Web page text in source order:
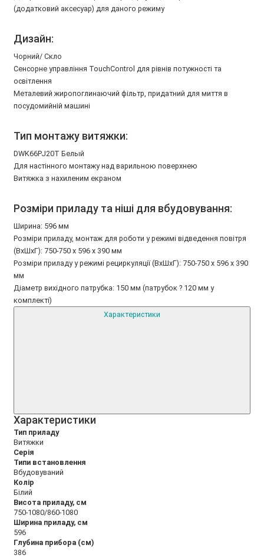
(додатковий аксесуар) для даного режиму
Дизайн:
Чорний/ Скло
Сенсорне управління TouchControl для рівнів потужності та
освітлення
Металевий жиропоглинаючий фільтр, придатний для миття в
посудомийній машині
Тип монтажу витяжки:
DWK66PJ20T Белый
Для настінного монтажу над варильною поверхнею
Витяжка з нахиленим екраном
Розміри приладу та ніші для вбудовування:
Ширина: 596 мм
Розміри приладу, монтаж для роботи у режимі відведення повітря
(ВxШxГ): 750-750 x 596 x 390 мм
Розміри приладу у режимі рециркуляції (ВxШxГ): 750-750 x 596 x 390
мм
Діаметр вихідного патрубка: 150 мм (патрубок ? 120 мм у
комплекті)
Xарактеристики
Тип приладу
Витяжки
Серія
Типи встановлення
Вбудовуваний
Колір
Білий
Висота приладу, см
750-1080/860-1080
Ширина приладу, см
596
Глубина прибора (см)
386